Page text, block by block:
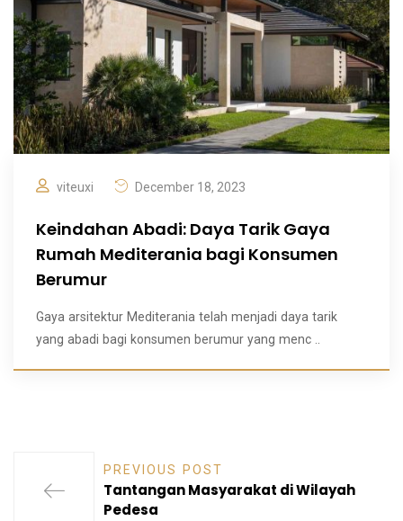
viteuxi December 18, 2023
Keindahan Abadi: Daya Tarik Gaya
Rumah Mediterania bagi Konsumen
Berumur
Gaya arsitektur Mediterania telah menjadi daya tarik
yang abadi bagi konsumen berumur yang menc ..
PREVIOUS POST
Tantangan Masyarakat di Wilayah
Pedesa